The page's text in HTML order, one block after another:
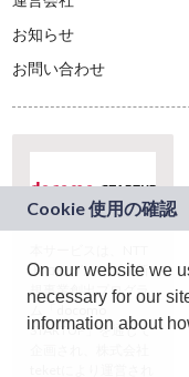
お知らせ
お問い合わせ
ドコモグループの新
規事業創出プログラ
ム「docomo
STARTUP」を通じて
On our website we
necessary for our
information about